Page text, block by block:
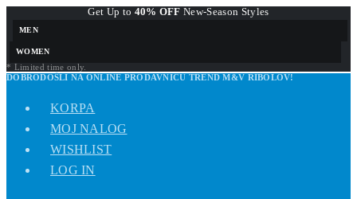
Get Up to 40% OFF New-Season Styles
MEN
WOMEN
* Limited time only.
DOBRODOŠLI NA ONLINE PRODAVNICU TREND M&V RIBOLOV!
KORPA
MOJ NALOG
WISHLIST
LOG IN